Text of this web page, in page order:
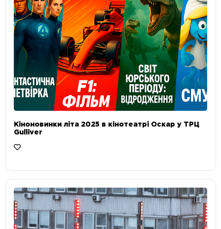
Кіноновинки літа 2025 в кінотеатрі Оскар у ТРЦ
Gulliver